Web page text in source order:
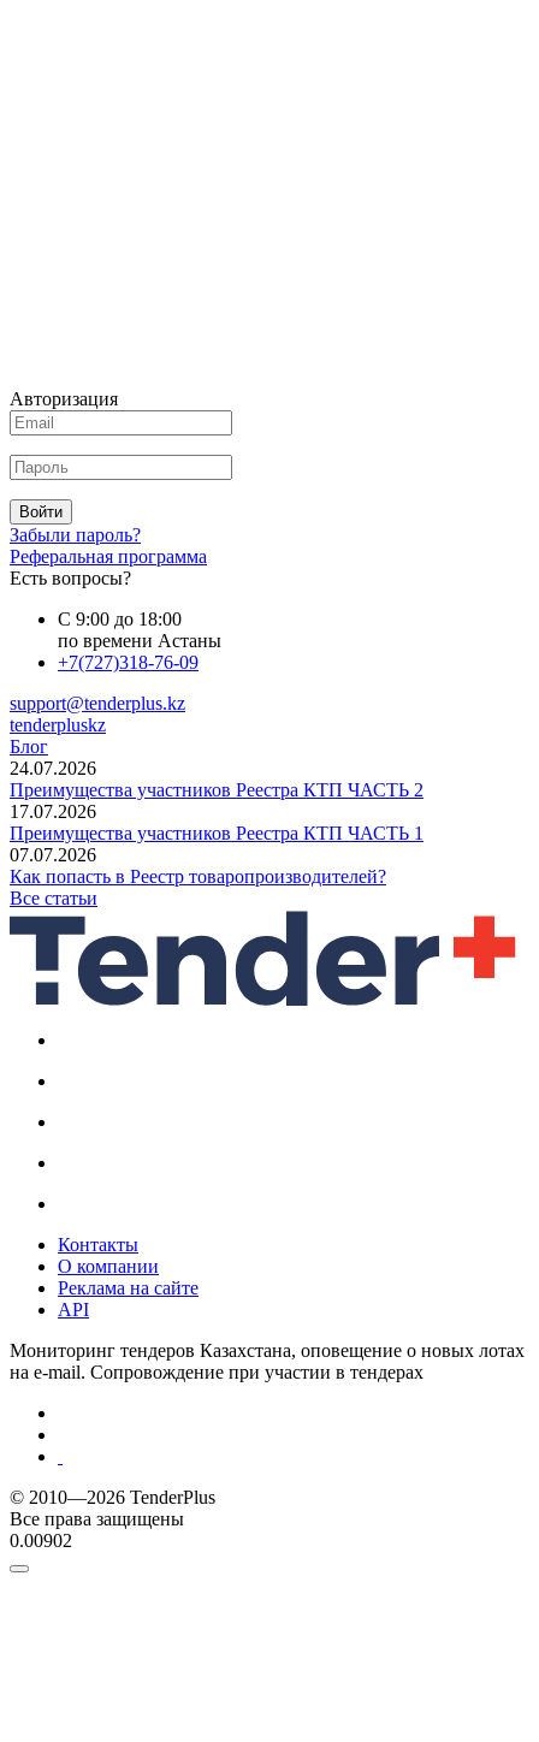
Авторизация
Войти
Забыли пароль?
Реферальная программа
Есть вопросы?
С 9:00 до 18:00
по времени Астаны
+7(727)318-76-09
support@tenderplus.kz
tenderpluskz
Блог
24.07.2026
Преимущества участников Реестра КТП ЧАСТЬ 2
17.07.2026
Преимущества участников Реестра КТП ЧАСТЬ 1
07.07.2026
Как попасть в Реестр товаропроизводителей?
Все статьи
Контакты
О компании
Реклама на сайте
API
Мониторинг тендеров Казахстана, оповещение о новых лотах
на e-mail. Сопровождение при участии в тендерах
© 2010—2026 TenderPlus
Все права защищены
0.00902